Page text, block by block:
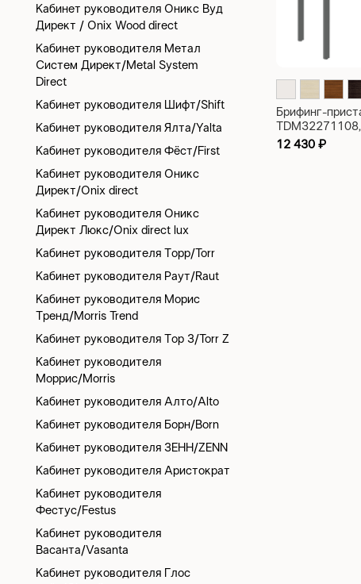
Кабинет руководителя Оникс Вуд
Директ / Onix Wood direct
Кабинет руководителя Метал
Систем Директ/Metal System
Direct
Кабинет руководителя Шифт/Shift
Кабинет руководителя Ялта/Yalta
Кабинет руководителя Фёст/First
Кабинет руководителя Оникс
Директ/Onix direct
Кабинет руководителя Оникс
Директ Люкс/Onix direct lux
Кабинет руководителя Торр/Torr
Кабинет руководителя Раут/Raut
Кабинет руководителя Морис
Тренд/Morris Trend
Кабинет руководителя Тор З/Torr Z
Кабинет руководителя
Моррис/Morris
Кабинет руководителя Алто/Alto
Кабинет руководителя Борн/Born
Кабинет руководителя ЗЕНН/ZENN
Кабинет руководителя Аристократ
Кабинет руководителя
Фестус/Festus
Кабинет руководителя
Васанта/Vasanta
Кабинет руководителя Глос
Брифинг-
TDM32271108,
100x60x75
12 430 ₽